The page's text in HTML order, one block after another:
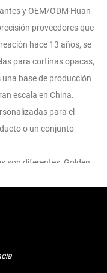
y OEM/ODM Huan
proveedoresque
hace 13 años, se
para cortinas opacas,
base de producción
escala en China.
para el
o un conjunto
son diferentes, Golden
clientes,
una cotización
tejido de poliéster de alta